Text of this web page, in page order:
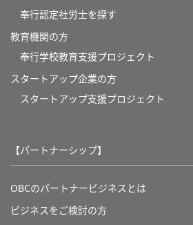
奉行認定社労士を探す
教育機関の方
奉⾏学校教育⽀援プロジェクト
スタートアップ企業の方
スタートアップ支援プロジェクト
【パートナーシップ】
OBCのパートナービジネスとは
ビジネスをご検討の方